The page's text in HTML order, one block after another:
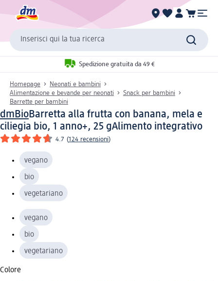
Inserisci qui la tua ricerca
Spedizione gratuita da 49 €
Homepage
Neonati e bambini
Alimentazione e bevande per neonati
Snack per bambini
Barrette per bambini
dmBioBarretta alla frutta con banana, mela e
ciliegia bio, 1 anno+, 25 gAlimento integrativo
4.7 (124 recensioni)
vegano
bio
vegetariano
vegano
bio
vegetariano
Colore